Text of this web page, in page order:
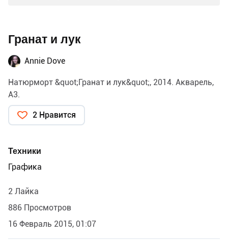
Гранат и лук
Annie Dove
Натюрморт &quot;Гранат и лук&quot;, 2014. Акварель,
А3.
2 Нравится
Техники
Графика
2 Лайка
886 Просмотров
16 Февраль 2015, 01:07